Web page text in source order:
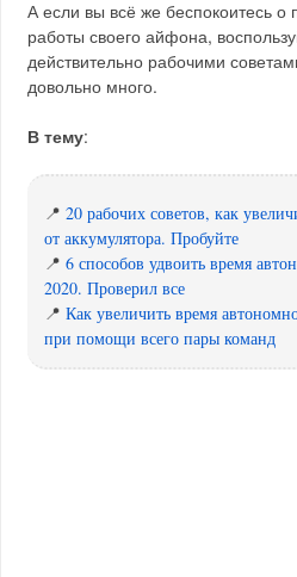
А если вы всё же беспокоитесь о
работы своего айфона,
действительно рабочими
довольно много.
В тему:
📍20 рабочих советов, как
от аккумулятора. Пробуйте
📍6 способов удвоить время
2020. Проверил все
📍Как увеличить время
при помощи всего пары команд